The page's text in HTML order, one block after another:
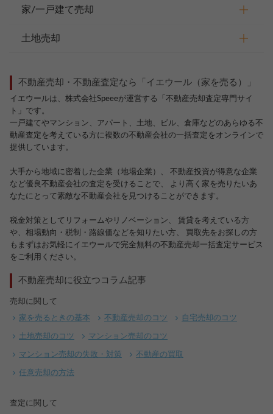
家/一戸建て売却
土地売却
不動産売却・不動産査定なら「イエウール（家を売る）」
イエウールは、株式会社Speeeが運営する「不動産売却査定専門サイ
ト」です。
一戸建てやマンション、アパート、土地、ビル、倉庫などのあらゆる不
動産査定を考えている方に複数の不動産会社の一括査定をオンラインで
提供しています。
大手から地域に密着した企業（地場企業）、 不動産投資が得意な企業
など優良不動産会社の査定を受けることで、 より高く家を売りたいあ
なたにとって素敵な不動産会社を見つけることができます。
税金対策としてリフォームやリノベーション、 賃貸を考えている方
や、相場動向・税制・路線価などを知りたい方、 買取先をお探しの方
もまずはお気軽にイエウールで完全無料の不動産売却一括査定サービス
をご利用ください。
不動産売却に役立つコラム記事
売却に関して
家を売るときの基本 不動産売却のコツ 自宅売却のコツ
土地売却のコツ マンション売却のコツ
マンション売却の失敗・対策 不動産の買取
任意売却の方法
査定に関して